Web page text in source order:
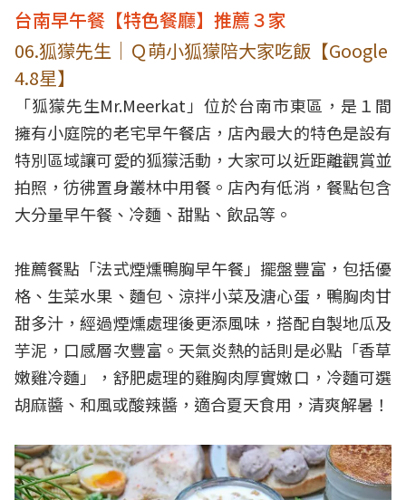
台南早午餐【特色餐廳】推薦３家
06.狐獴先生｜Ｑ萌小狐獴陪大家吃飯【Google
4.8星】
「狐獴先生Mr.Meerkat」位於台南市東區，是１間
擁有小庭院的老宅早午餐店，店內最大的特色是設有
特別區域讓可愛的狐獴活動，大家可以近距離觀賞並
拍照，彷彿置身叢林中用餐。店內有低消，餐點包含
大分量早午餐、冷麵、甜點、飲品等。
推薦餐點「法式煙燻鴨胸早午餐」擺盤豐富，包括優
格、生菜水果、麵包、涼拌小菜及溏心蛋，鴨胸肉甘
甜多汁，經過煙燻處理後更添風味，搭配自製地瓜及
芋泥，口感層次豐富。天氣炎熱的話則是必點「香草
嫩雞冷麵」，舒肥處理的雞胸肉厚實嫩口，冷麵可選
胡麻醬、和風或酸辣醬，適合夏天食用，清爽解暑！